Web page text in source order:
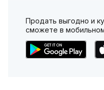
Продать выгодно и
сможете в